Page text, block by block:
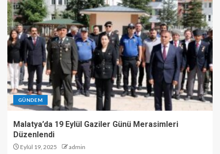
GÜNDEM
Malatya’da 19 Eylül Gaziler Günü Merasimleri
Düzenlendi
Eylül 19, 2025 admin